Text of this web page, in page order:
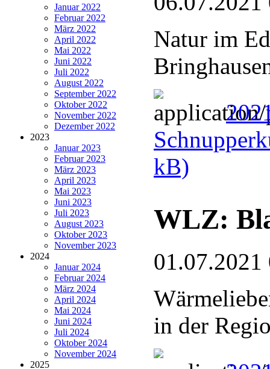
Januar 2022
Februar 2022
März 2022
April 2022
Mai 2022
Juni 2022
Juli 2022
August 2022
September 2022
Oktober 2022
November 2022
Dezember 2022
2023
Januar 2023
Februar 2023
März 2023
April 2023
Mai 2023
Juni 2023
Juli 2023
August 2023
Oktober 2023
November 2023
2024
Januar 2024
Februar 2024
März 2024
April 2024
Mai 2024
Juni 2024
Juli 2024
Oktober 2024
November 2024
2025
Natur im
kB)
WLZ:
01.07.2021
in der